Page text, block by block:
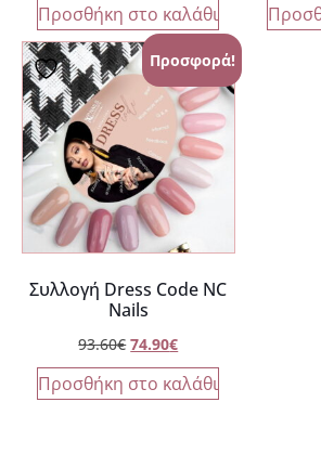
Προσθήκη στο καλάθι
Προσφορά!
Συλλογή Dress Code NC
Nails
93.60€ 74.90€
Προσθήκη στο καλάθι